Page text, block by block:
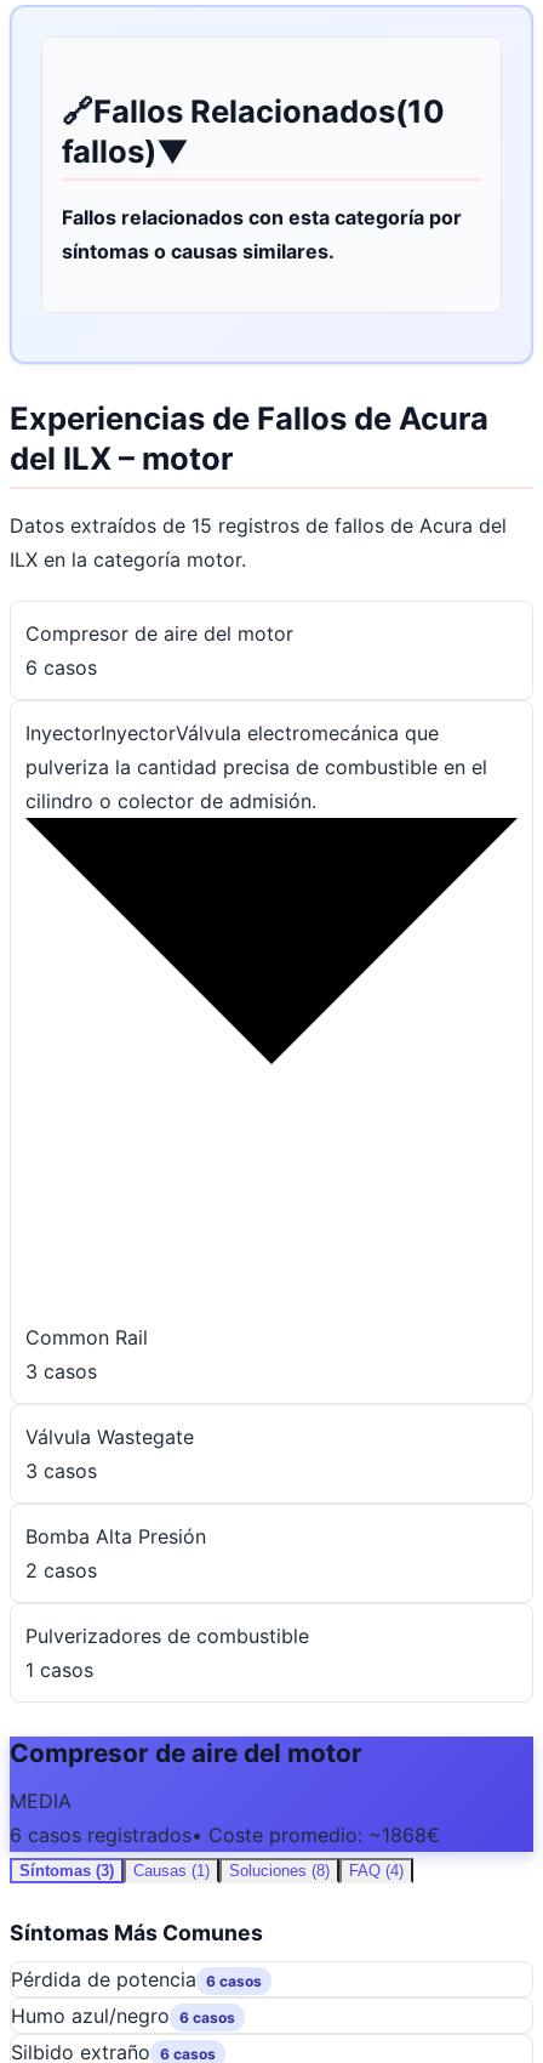
🔗Fallos Relacionados(10
fallos)▼
Fallos relacionados con esta categoría por
síntomas o causas similares.
Experiencias de Fallos de Acura
del ILX – motor
Datos extraídos de 15 registros de fallos de Acura del
ILX en la categoría motor.
Compresor de aire del motor
6 casos
InyectorInyectorVálvula electromecánica que
pulveriza la cantidad precisa de combustible en el
cilindro o colector de admisión.
Common Rail
3 casos
Válvula Wastegate
3 casos
Bomba Alta Presión
2 casos
Pulverizadores de combustible
1 casos
Compresor de aire del motor
MEDIA
6 casos registrados• Coste promedio: ~1868€
Síntomas (3) Causas (1) Soluciones (8) FAQ (4)
Síntomas Más Comunes
Pérdida de potencia 6 casos
Humo azul/negro 6 casos
Silbido extraño 6 casos